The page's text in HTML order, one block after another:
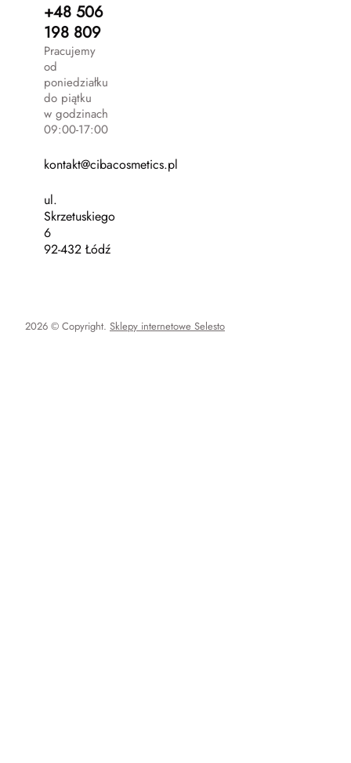
+48 506
198 809
Pracujemy
od
poniedziałku
do piątku
w godzinach
09:00-17:00
kontakt@cibacosmetics.pl
ul.
Skrzetuskiego
6
92-432 Łódź
2026 © Copyright. Sklepy internetowe Selesto